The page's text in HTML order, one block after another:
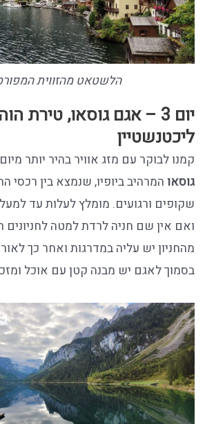
הלשטאט מהזווית
יום 3 – אגם גוסאו, טירת
ליכטנשטיין
קמנו לבוקר עם מזג אוויר בהיר יותר
גוסאו המרהיב ביופיו, שנמצא בין רכסי
שקופים ורגועים. מומלץ לעלות עד
ואם אין שם חניה לרדת למטה לחניונים
מהחניון יש עליה במדרגות ואחר כך
בסמוך לאגם יש מבנה קטן עם אוכל